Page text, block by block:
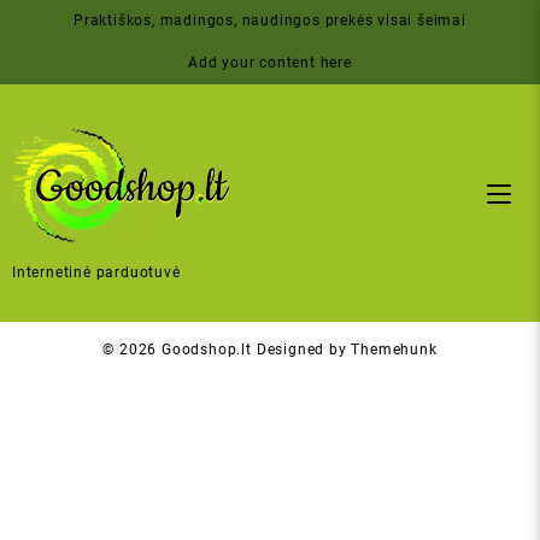
Praktiškos, madingos, naudingos prekės visai šeimai
Add your content here
Internetinė parduotuvė
© 2026Goodshop.lt Designed by Themehunk